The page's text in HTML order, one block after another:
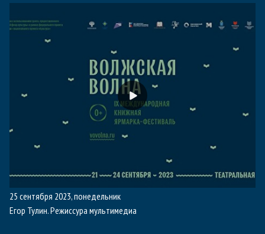
25 сентября 2023, понедельник
Егор Тулин. Режиссура мультимедиа